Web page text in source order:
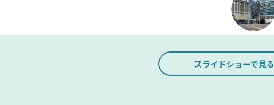
スライドショーで見る